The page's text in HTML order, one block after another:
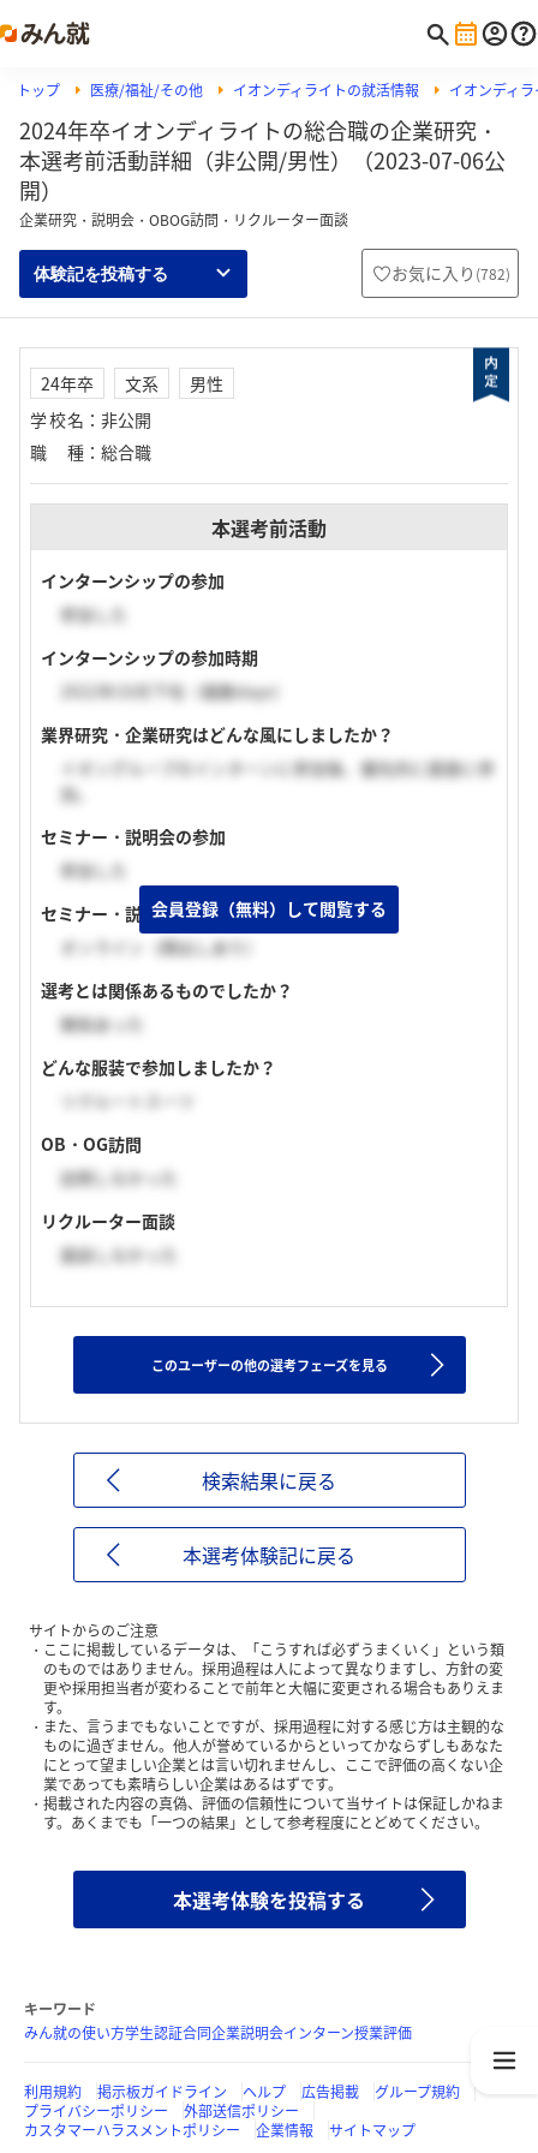
トップ 医療/福祉/その他 イオンディライトの就活情報 イオンディ
2024年卒イオンディライトの総合職の企業研究・
本選考前活動詳細（非公開/男性）（2023-07-06公
開）
企業研究・説明会・OBOG訪問・リクルーター面談
体験記を投稿する お気に入り (782)
24年卒 文系
男性
学校名 ： 非公開
職種 ： 総合職
本選考前活動
インターンシップの参加
参加した
インターンシップの参加時期
2022年10月下旬（複数days）
業界研究・企業研究はどんな風にしましたか？
イオングループのインターンに参加後、優先的に面接に参
加。
セミナー・説明会の参加
参加した
セミナー・説明会の実施形式
オンライン（顔出しあり）
選考とは関係あるものでしたか？
関係あった
どんな服装で参加しましたか？
リクルートスーツ
OB・OG訪問
訪問しなかった
リクルーター面談
面談しなかった
会員登録（無料）して閲覧する
このユーザーの他の選考フェーズを見る
検索結果に戻る
本選考体験記に戻る
サイトからのご注意
ここに掲載しているデータは、「こうすれば必ずうまくいく」という類
のものではありません。採用過程は人によって異なりますし、方針の変
更や採用担当者が変わることで前年と大幅に変更される場合もありえま
す。
また、言うまでもないことですが、採用過程に対する感じ方は主観的な
ものに過ぎません。他人が誉めているからといってかならずしもあなた
にとって望ましい企業とは言い切れませんし、ここで評価の高くない企
業であっても素晴らしい企業はあるはずです。
掲載された内容の真偽、評価の信頼性について当サイトは保証しかねま
す。あくまでも「一つの結果」として参考程度にとどめてください。
本選考体験を投稿する
キーワード
みん就の使い方学生認証合同企業説明会インターン授業評価
利用規約 掲示板ガイドライン ヘルプ 広告掲載
グループ規約
プライバシーポリシー
外部送信ポリシー
カスタマーハラスメントポリシー
企業情報 サイトマップ